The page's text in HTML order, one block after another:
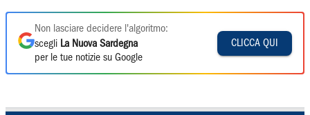
Non lasciare decidere l'algoritmo:
scegli La Nuova Sardegna
per le tue notizie su Google
CLICCA QUI